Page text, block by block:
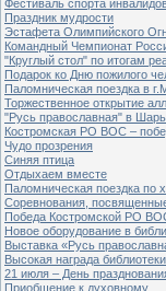
Фестиваль спорта
Праздник мудрости
Эстафета Олимпийского
Командный Чемпионат
"Круглый стол" по итогам
Подарок ко Дню пожилого
Паломническая поездка в
Торжественное открытие
"Русь православная" в
Костромская РО ВОС –
Чудо прозрения
Синяя птица
Отдыхаем вместе
Паломническая поездка
Соревнования,
Победа Костромской РО
Новое оборудование в
Выставка «Русь
Высокая награда
21 июля – День
Приобщение к духовному